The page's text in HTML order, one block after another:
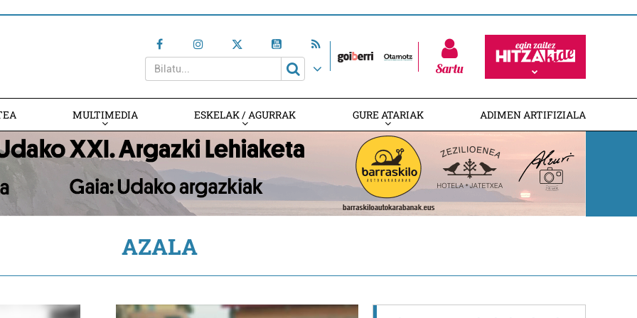
Sartu
MULTIMEDIA ESKELAK / AGURRAK GURE ATARIAK ADIMEN ARTIFIZIALA
AZALA